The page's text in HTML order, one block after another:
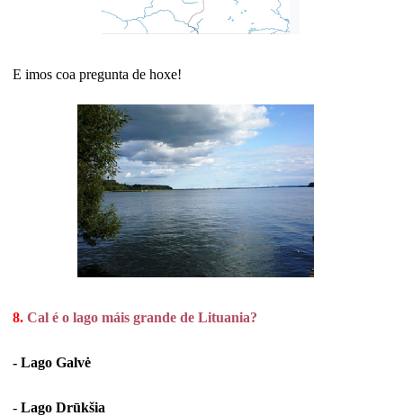
E imos coa pregunta de hoxe!
8. Cal é o lago máis grande de Lituania?
- Lago Galvė
- Lago Drūkšia